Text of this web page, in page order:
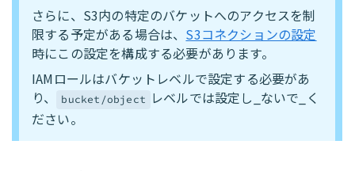
さらに、S3内の特定のバケットへのアクセスを制
限する予定がある場合は、 S3コネクションの設定
時にこの設定を構成する必要があります。
IAMロールはバケットレベルで設定する必要があ
り、
bucket/object レベルでは設定し_ないで_く
ださい。